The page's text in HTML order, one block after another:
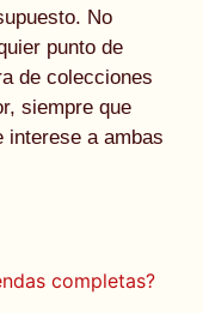
No
punto de
de colecciones
siempre que
interese a ambas
completas?